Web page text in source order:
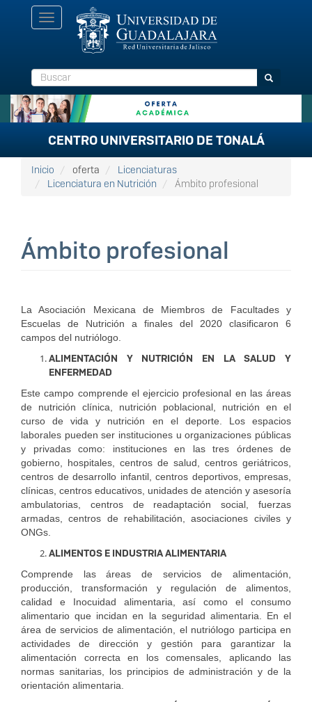
Toggle
navigation
Buscar Buscar
CENTRO UNIVERSITARIO DE TONALÁ
Inicio oferta
Licenciaturas
Licenciatura en Nutrición
Ámbito profesional
Ámbito profesional
La Asociación Mexicana de Miembros de Facultades y
Escuelas de Nutrición a finales del 2020 clasificaron 6
campos del nutriólogo.
ALIMENTACIÓN Y NUTRICIÓN EN LA SALUD Y
ENFERMEDAD
Este campo comprende el ejercicio profesional en las áreas
de nutrición clínica, nutrición poblacional, nutrición en el
curso de vida y nutrición en el deporte. Los espacios
laborales pueden ser instituciones u organizaciones públicas
y privadas como: instituciones en las tres órdenes de
gobierno, hospitales, centros de salud, centros geriátricos,
centros de desarrollo infantil, centros deportivos, empresas,
clínicas, centros educativos, unidades de atención y asesoría
ambulatorias, centros de readaptación social, fuerzas
armadas, centros de rehabilitación, asociaciones civiles y
ONGs.
ALIMENTOS E INDUSTRIA ALIMENTARIA
Comprende las áreas de servicios de alimentación,
producción, transformación y regulación de alimentos,
calidad e Inocuidad alimentaria, así como el consumo
alimentario que incidan en la seguridad alimentaria. En el
área de servicios de alimentación, el nutriólogo participa en
actividades de dirección y gestión para garantizar la
alimentación correcta en los comensales, aplicando las
normas sanitarias, los principios de administración y de la
orientación alimentaria.